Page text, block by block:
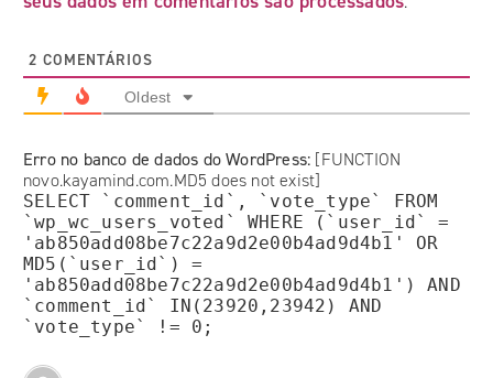
2 COMENTÁRIOS
Oldest
Erro no banco de dados do WordPress: [FUNCTION
novo.kayamind.com.MD5 does not exist]
SELECT `comment_id`, `vote_type` FROM
`wp_wc_users_voted` WHERE (`user_id` =
'ab850add08be7c22a9d2e00b4ad9d4b1' OR
MD5(`user_id`) =
'ab850add08be7c22a9d2e00b4ad9d4b1') AND
`comment_id` IN(23920,23942) AND
`vote_type` != 0;